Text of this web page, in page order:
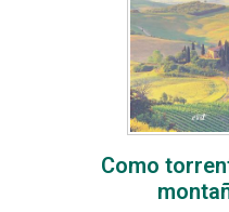
Como